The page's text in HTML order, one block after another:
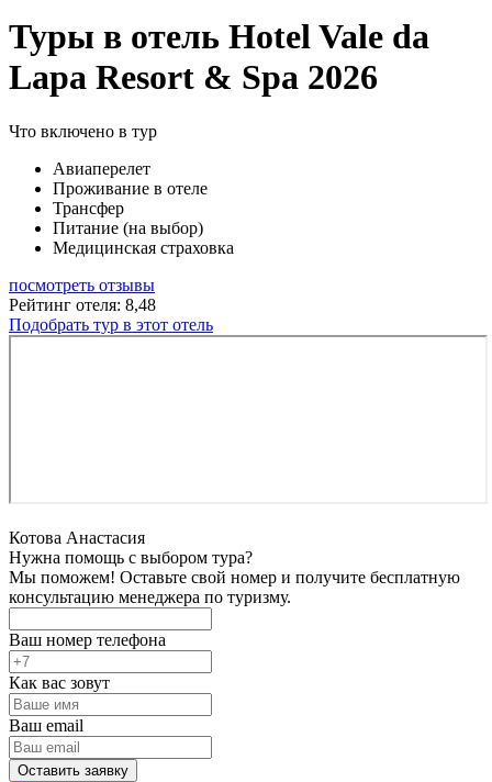
Туры в отель Hotel Vale da
Lapa Resort & Spa 2026
Что включено в тур
Авиаперелет
Проживание в отеле
Трансфер
Питание (на выбор)
Медицинская страховка
посмотреть отзывы
Рейтинг отеля: 8,48
Подобрать тур в этот отель
Котова Анастасия
Нужна помощь с выбором тура?
Мы поможем! Оставьте свой номер и получите бесплатную
консультацию менеджера по туризму.
Ваш номер телефона
Как вас зовут
Ваш email